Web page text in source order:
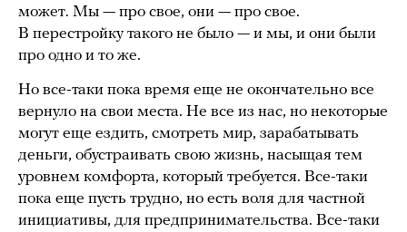
может. Мы — про свое, они — про свое.
В перестройку такого не было — и мы, и они были
про одно и то же.
Но все-таки пока время еще не окончательно все
вернуло на свои места. Не все из нас, но некоторые
могут еще ездить, смотреть мир, зарабатывать
деньги, обустраивать свою жизнь, насыщая тем
уровнем комфорта, который требуется. Все-таки
пока еще пусть трудно, но есть воля для частной
инициативы, для предпринимательства. Все-таки